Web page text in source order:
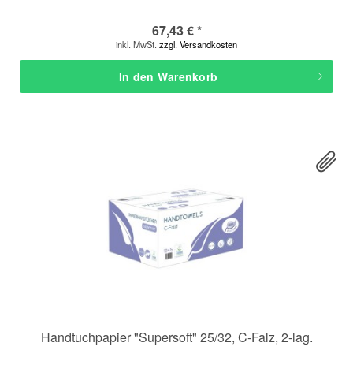
67,43 € *
inkl. MwSt. zzgl. Versandkosten
In den Warenkorb
Handtuchpapier "Supersoft" 25/32, C-Falz, 2-lag.